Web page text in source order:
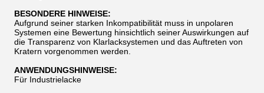
BESONDERE HINWEISE:
Aufgrund seiner starken Inkompatibilität muss in unpolaren
Systemen eine Bewertung hinsichtlich seiner Auswirkungen auf
die Transparenz von Klarlacksystemen und das Auftreten von
Kratern vorgenommen werden.
ANWENDUNGSHINWEISE:
Für Industrielacke